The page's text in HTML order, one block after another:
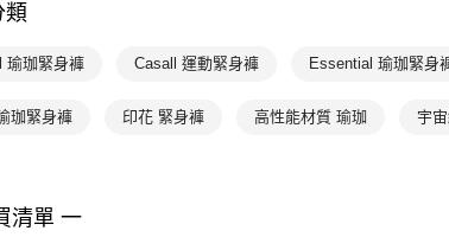
類
瑜珈緊身褲 Casall 運動緊身褲 Essential 瑜珈緊身
珈緊身褲 印花 緊身褲 高性能材質 瑜珈 宇
清單 一